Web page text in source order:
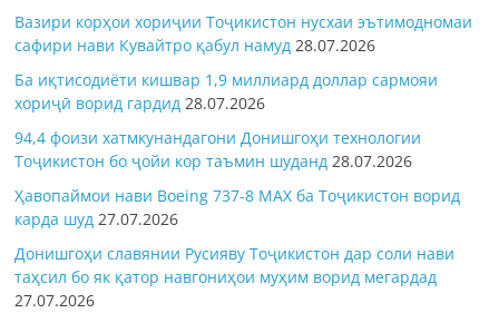
Вазири корҳои хориҷии Тоҷикистон нусхаи эътимодномаи
сафири нави Кувайтро қабул намуд 28.07.2026
Ба иқтисодиёти кишвар 1,9 миллиард доллар сармояи
хориҷӣ ворид гардид 28.07.2026
94,4 фоизи хатмкунандагони Донишгоҳи технологии
Тоҷикистон бо ҷойи кор таъмин шуданд 28.07.2026
Ҳавопаймои нави Boeing 737-8 MAX ба Тоҷикистон ворид
карда шуд 27.07.2026
Донишгоҳи славянии Русияву Тоҷикистон дар соли нави
таҳсил бо як қатор навгониҳои муҳим ворид мегардад
27.07.2026